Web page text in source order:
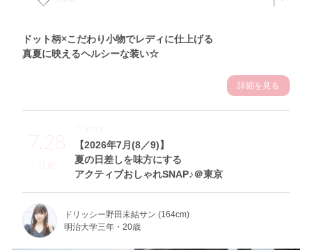
ドット柄×こだわり小物でレディに仕上げる
真夏に映えるヘルシーな装い☆
詳細を見る
7.28
Tue
【2026年7月(8／9)】
夏の日差しを味方にする
アクティブおしゃれSNAP♪＠東京
Theme
ドリッシー野田未結サン (164cm)
明治大学三年・20歳